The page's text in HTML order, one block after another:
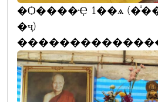
�Ѻ����Ҿ 1��ѧ
�ҷ)